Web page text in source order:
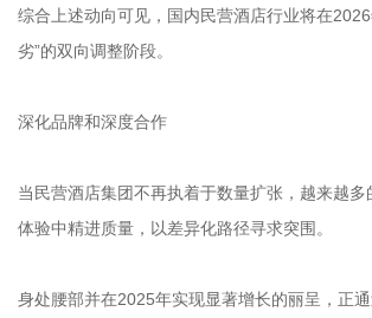
综合上述动向可见，国内民营酒店行业将在
劣”的双向调整阶段。
深化品牌和深度合作
当民营酒店集团不再执着于数量扩张，越来越
体验中精进质量，以差异化路径寻求突围。
身处腰部并在2025年实现显著增长的丽呈，正